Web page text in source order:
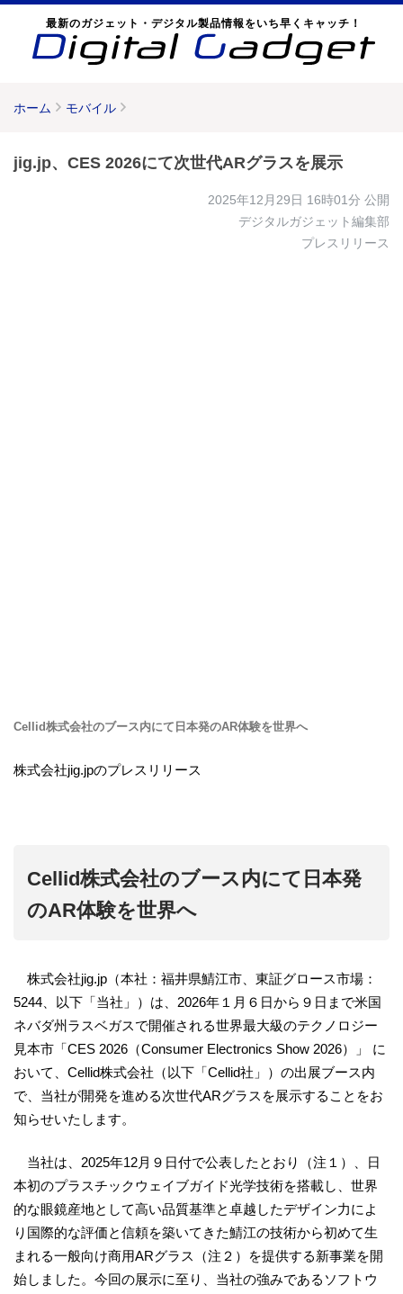
最新のガジェット・デジタル製品情報をいち早くキャッチ！
ホーム モバイル
jig.jp、CES 2026にて次世代ARグラスを展示
2025年12月29日 16時01分 公開
デジタルガジェット編集部
プレスリリース
Cellid株式会社のブース内にて日本発のAR体験を世界へ
株式会社jig.jpのプレスリリース
Cellid株式会社のブース内にて日本発
のAR体験を世界へ
株式会社jig.jp（本社：福井県鯖江市、東証グロース市場：
5244、以下「当社」）は、2026年１月６日から９日まで米国
ネバダ州ラスベガスで開催される世界最大級のテクノロジー
見本市「CES 2026（Consumer Electronics Show 2026）」 に
おいて、Cellid株式会社（以下「Cellid社」）の出展ブース内
で、当社が開発を進める次世代ARグラスを展示することをお
知らせいたします。
当社は、2025年12月９日付で公表したとおり（注１）、日
本初のプラスチックウェイブガイド光学技術を搭載し、世界
的な眼鏡産地として高い品質基準と卓越したデザイン力によ
り国際的な評価と信頼を築いてきた鯖江の技術から初めて生
まれる一般向け商用ARグラス（注２）を提供する新事業を開
始しました。今回の展示に至り、当社の強みであるソフトウ